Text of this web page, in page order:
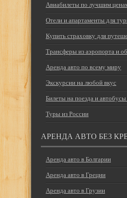
Авиабилеты по лучшим
Отели и апартаменты для
Купить страховку для
Трансферы из аэропорта и
Аренда авто по всему миру
Экскурсии на любой вкус
Билеты на поезда и
Туры из России
АРЕНДА АВТО БЕЗ
Аренда авто в Болгарии
Аренда авто в Греции
Аренда авто в Грузии